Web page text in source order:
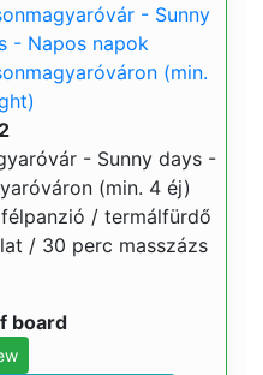
- Sunny
- Napos napok
(min.
- Sunny days -
(min. 4 éj)
/ termálfürdő
/ 30 perc masszázs
board